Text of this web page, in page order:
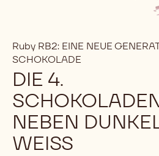
Ruby RB2: EINE NEUE
SCHOKOLADE
DIE 4.
NEBEN
WEISS